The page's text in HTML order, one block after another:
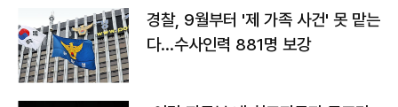
경찰, 9월부터 '제 가족 사건' 못 맡는
다…수사인력 881명 보강